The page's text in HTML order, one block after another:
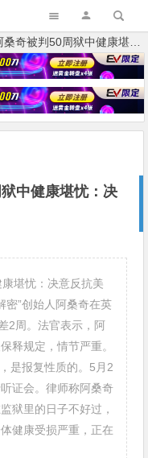
50周狱中健康堪忧：决意反抗美国引渡
中健康堪忧：决
堪忧：决意反抗美
”创始人阿桑奇在英
2周。法官表示，阿
释规定，情节严重。
是报复性质的。5月2
证会。律师称阿桑奇
狱里的日子不好过，
健康受损严重，正在